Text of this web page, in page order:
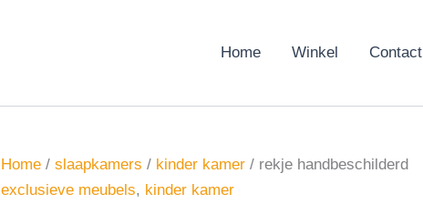
Home Winkel Contact
Home / slaapkamers / kinder kamer / rekje handbeschilderd
exclusieve meubels, kinder kamer